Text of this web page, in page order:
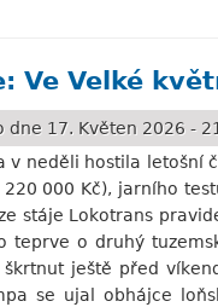
Ve Velké
dne 17. Květen 2026 -
v neděli hostila
000 Kč), jarního
stáje Lokotrans
teprve o druhý
škrtnut ještě před
se ujal obhájce